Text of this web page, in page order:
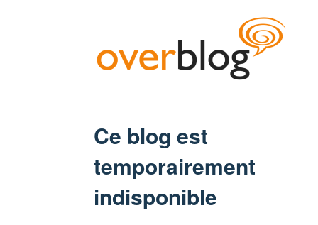
Ce blog est
temporairement
indisponible